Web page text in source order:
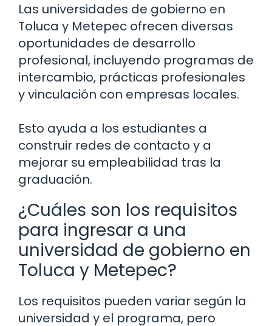
Las universidades de gobierno en
Toluca y Metepec ofrecen diversas
oportunidades de desarrollo
profesional, incluyendo programas de
intercambio, prácticas profesionales
y vinculación con empresas locales.
Esto ayuda a los estudiantes a
construir redes de contacto y a
mejorar su empleabilidad tras la
graduación.
¿Cuáles son los requisitos
para ingresar a una
universidad de gobierno en
Toluca y Metepec?
Los requisitos pueden variar según la
universidad y el programa, pero